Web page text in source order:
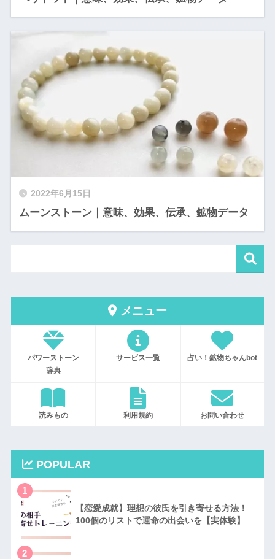
2022年6月15日
ムーンストーン｜意味、効果、伝承、鉱物データ
メニュー
パワーストーン
辞典
サービス一覧 占い！鉱物ちゃんbot
読みもの 利用規約 お問い合わせ
POPULAR
1
【恋愛成就】理想の彼氏を引き寄せる方法！
100個のリストで運命の出会いを【実体験】
2